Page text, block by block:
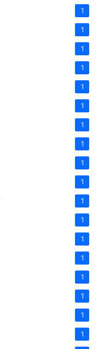
1
1
1
1
1
1
1
1
1
1
1
1
1
1
1
1
1
1